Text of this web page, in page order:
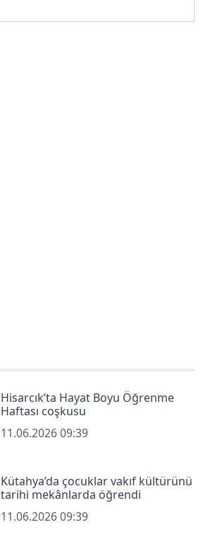
Hisarcık’ta Hayat Boyu Öğrenme
Haftası coşkusu
11.06.2026 09:39
Kütahya’da çocuklar vakıf kültürünü
tarihi mekânlarda öğrendi
11.06.2026 09:39